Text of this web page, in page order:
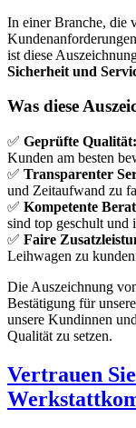
In einer Branche, die
ist diese
Sicherheit und
Was diese
✅ Geprüfte Qualität:
Kunden am besten
✅ Transparenter
und Zeitaufwand zu
✅ Kompetente
sind top geschult und
✅ Faire
Leihwagen zu
Die Auszeichnung
Bestätigung für
unsere Kundinnen
Qualität zu setzen.
Vertrauen